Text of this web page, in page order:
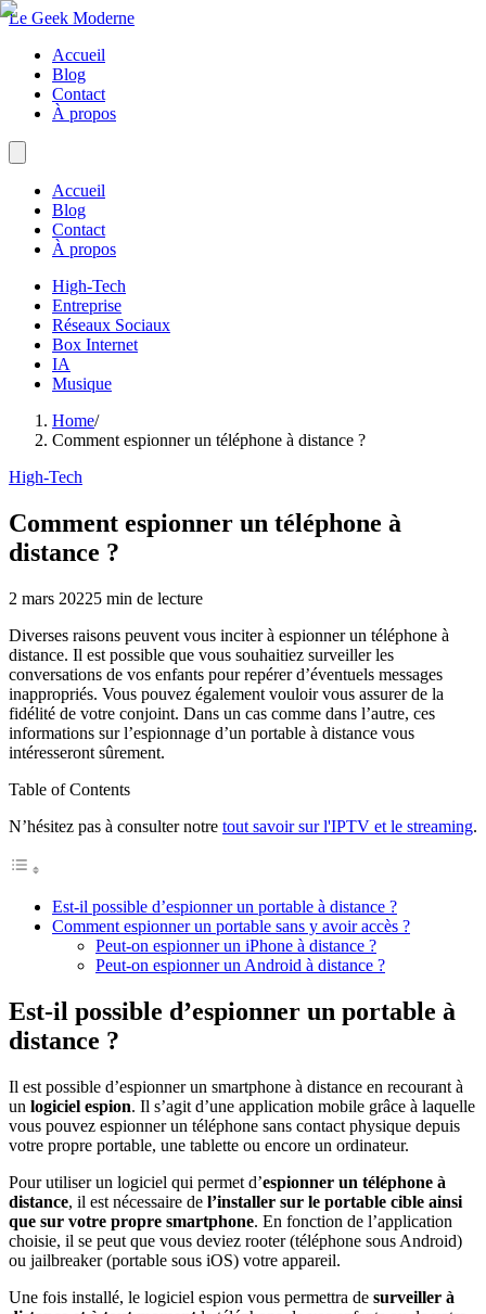
Le Geek Moderne
Accueil
Blog
Contact
À propos
Accueil
Blog
Contact
À propos
High-Tech
Entreprise
Réseaux Sociaux
Box Internet
IA
Musique
Home/
Comment espionner un téléphone à distance ?
High-Tech
Comment espionner un téléphone à
distance ?
2 mars 20225 min de lecture
Diverses raisons peuvent vous inciter à espionner un téléphone à
distance. Il est possible que vous souhaitiez surveiller les
conversations de vos enfants pour repérer d’éventuels messages
inappropriés. Vous pouvez également vouloir vous assurer de la
fidélité de votre conjoint. Dans un cas comme dans l’autre, ces
informations sur l’espionnage d’un portable à distance vous
intéresseront sûrement.
Table of Contents
N’hésitez pas à consulter notre tout savoir sur l'IPTV et le streaming.
Est-il possible d’espionner un portable à distance ?
Comment espionner un portable sans y avoir accès ?
Peut-on espionner un iPhone à distance ?
Peut-on espionner un Android à distance ?
Est-il possible d’espionner un portable à
distance ?
Il est possible d’espionner un smartphone à distance en recourant à
un logiciel espion. Il s’agit d’une application mobile grâce à laquelle
vous pouvez espionner un téléphone sans contact physique depuis
votre propre portable, une tablette ou encore un ordinateur.
Pour utiliser un logiciel qui permet d’espionner un téléphone à
distance, il est nécessaire de l’installer sur le portable cible ainsi
que sur votre propre smartphone. En fonction de l’application
choisie, il se peut que vous deviez rooter (téléphone sous Android)
ou jailbreaker (portable sous iOS) votre appareil.
Une fois installé, le logiciel espion vous permettra de surveiller à